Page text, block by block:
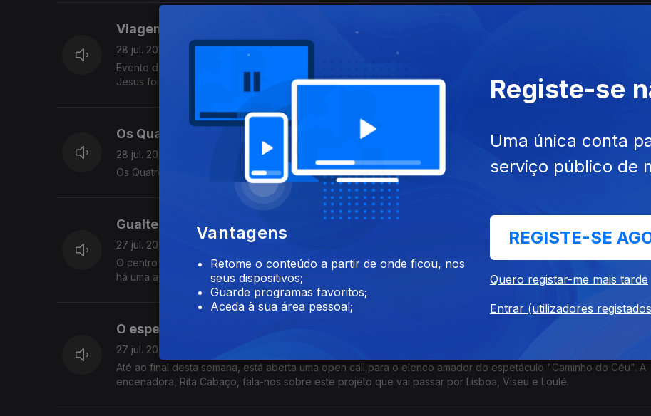
Viagem Medieval em Terra de Santa Maria
28 jul. 2026
Evento de referência nacional e que mobiliza milhares e milhares de pessoas ao longo de 12 dias de festa. A
Jesus foi ver como correm os preparativos.
Os Quatro e Meia ao vivo na RTP Antena 1!
28 jul. 2026
Os Quatro e Meia vieram ao Programa da Manhã e, entre músicas, estiveram à Miguel Freitas sobre o novo álbum.
Gualterianas, as maiores festas populares em Guimarães
27 jul. 2026
O centro urbano transforma-se num grande espaço de encontro, celebração e afirmação da identidade
há uma agenda forte de concertos. A Valentina Jesus não perdeu a oprtunidade.
O espetáculo "Caminho do Céu" está à procura de elenco amador
27 jul. 2026
Até ao final desta semana, está aberta uma open call para o elenco amador do espetáculo "Caminho do Céu". A
encenadora, Rita Cabaço, fala-nos sobre este projeto que vai passar por Lisboa, Viseu e Loulé.
Vantagens
Retome o conteúdo a partir de onde ficou, nos
seus dispositivos;
Guarde programas favoritos;
Aceda à sua área pessoal;
Registe-se
Uma única conta
serviço público de
REGISTE-SE
Quero registar-me mais tarde
Entrar (utilizadores